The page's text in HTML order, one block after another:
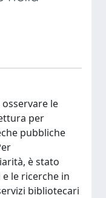
le
per
pubbliche
è stato
le ricerche in
bibliotecari